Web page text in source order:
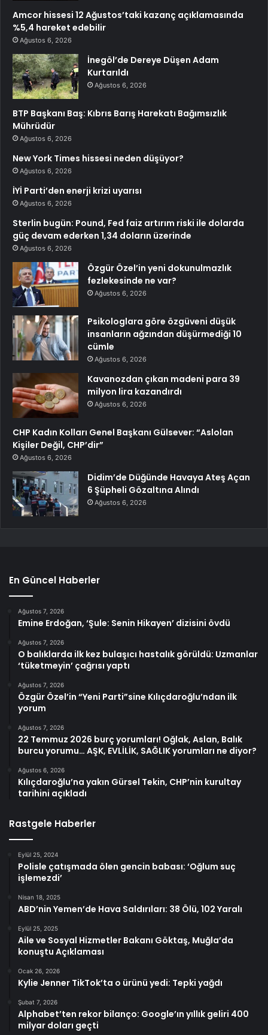
Amcor hissesi 12 Ağustos’taki kazanç açıklamasında
%5,4 hareket edebilir
Ağustos 6, 2026
İnegöl’de Dereye Düşen Adam
Kurtarıldı
Ağustos 6, 2026
BTP Başkanı Baş: Kıbrıs Barış Harekatı Bağımsızlık
Mührüdür
Ağustos 6, 2026
New York Times hissesi neden düşüyor?
Ağustos 6, 2026
İYİ Parti’den enerji krizi uyarısı
Ağustos 6, 2026
Sterlin bugün: Pound, Fed faiz artırım riski ile dolarda
güç devam ederken 1,34 doların üzerinde
Ağustos 6, 2026
Özgür Özel’in yeni dokunulmazlık
fezlekesinde ne var?
Ağustos 6, 2026
Psikologlara göre özgüveni düşük
insanların ağzından düşürmediği 10
cümle
Ağustos 6, 2026
Kavanozdan çıkan madeni para 39
milyon lira kazandırdı
Ağustos 6, 2026
CHP Kadın Kolları Genel Başkanı Gülsever: “Aslolan
Kişiler Değil, CHP’dir”
Ağustos 6, 2026
Didim’de Düğünde Havaya Ateş Açan
6 Şüpheli Gözaltına Alındı
Ağustos 6, 2026
En Güncel Haberler
Ağustos 7, 2026
Emine Erdoğan, ‘Şule: Senin Hikayen’ dizisini övdü
Ağustos 7, 2026
O balıklarda ilk kez bulaşıcı hastalık görüldü: Uzmanlar
‘tüketmeyin’ çağrısı yaptı
Ağustos 7, 2026
Özgür Özel’in “Yeni Parti”sine Kılıçdaroğlu’ndan ilk
yorum
Ağustos 7, 2026
22 Temmuz 2026 burç yorumları! Oğlak, Aslan, Balık
burcu yorumu… AŞK, EVLİLİK, SAĞLIK yorumları ne diyor?
Ağustos 6, 2026
Kılıçdaroğlu’na yakın Gürsel Tekin, CHP’nin kurultay
tarihini açıkladı
Rastgele Haberler
Eylül 25, 2024
Polisle çatışmada ölen gencin babası: ‘Oğlum suç
işlemezdi’
Nisan 18, 2025
ABD’nin Yemen’de Hava Saldırıları: 38 Ölü, 102 Yaralı
Eylül 25, 2025
Aile ve Sosyal Hizmetler Bakanı Göktaş, Muğla’da
konuştu Açıklaması
Ocak 26, 2026
Kylie Jenner TikTok’ta o ürünü yedi: Tepki yağdı
Şubat 7, 2026
Alphabet’ten rekor bilanço: Google’ın yıllık geliri 400
milyar doları geçti